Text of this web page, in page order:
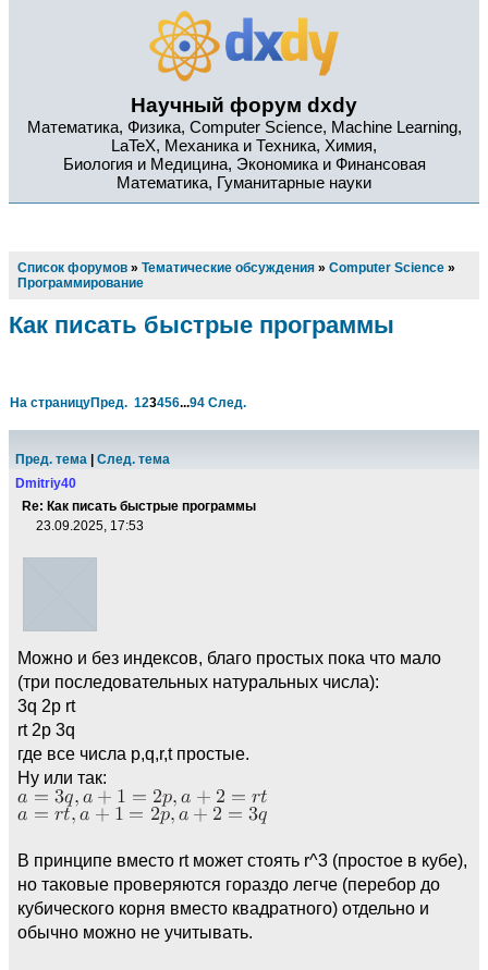
Научный форум dxdy
Математика, Физика, Computer Science, Machine Learning,
LaTeX, Механика и Техника, Химия,
Биология и Медицина, Экономика и Финансовая
Математика, Гуманитарные науки
Список форумов » Тематические обсуждения » Computer Science »
Программирование
Как писать быстрые программы
На страницуПред. 123456...94 След.
Пред. тема
След. тема
Dmitriy40
Re: Как писать быстрые программы
23.09.2025, 17:53
Можно и без индексов, благо простых пока что мало
(три последовательных натуральных числа):
3q 2p rt
rt 2p 3q
где все числа p,q,r,t простые.
Ну или так:
В принципе вместо rt может стоять r^3 (простое в кубе),
но таковые проверяются гораздо легче (перебор до
кубического корня вместо квадратного) отдельно и
обычно можно не учитывать.